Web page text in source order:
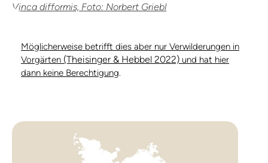
Vinca difformis, Foto: Norbert Griebl
Möglicherweise betrifft dies aber nur Verwilderungen in
Vorgärten (Theisinger & Hebbel 2022) und hat hier
dann keine Berechtigung.